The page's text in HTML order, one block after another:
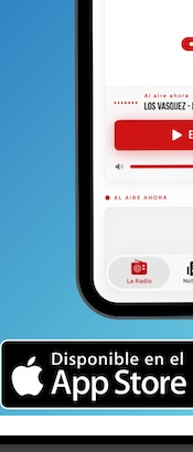
Hugo Cruz Véliz
escándalo
presidencia en